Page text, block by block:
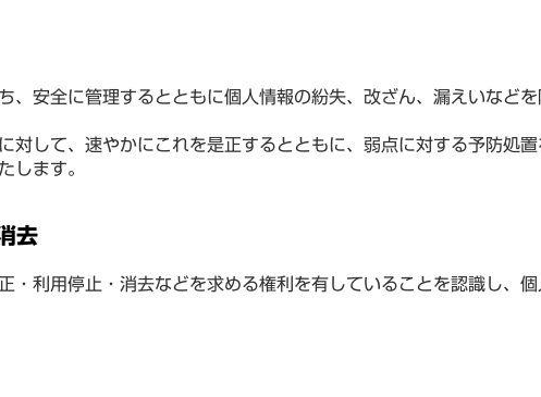
安全に管理するとともに個人情報の紛失、改ざん、漏えいなど
して、速やかにこれを是正するとともに、弱点に対する予防処置
ます。
去
利用停止・消去などを求める権利を有していることを認識し、